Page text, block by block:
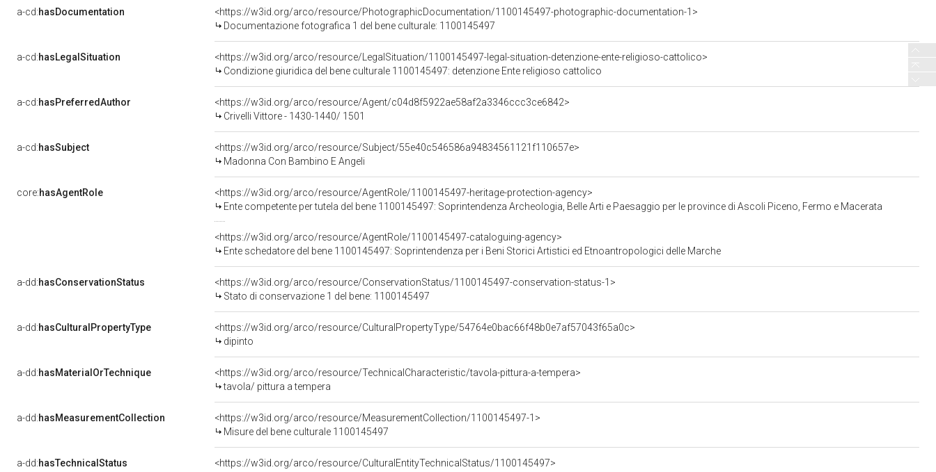
a-cd:hasDocumentation
<https://w3id.org/arco/resource/PhotographicDocumentation/1100145497-photographic-documentation-1>
Documentazione fotografica 1 del bene culturale: 1100145497
a-cd:hasLegalSituation
<https://w3id.org/arco/resource/LegalSituation/1100145497-legal-situation-detenzione-ente-religioso-cattolico>
Condizione giuridica del bene culturale 1100145497: detenzione Ente religioso cattolico
a-cd:hasPreferredAuthor
<https://w3id.org/arco/resource/Agent/c04d8f5922ae58af2a3346ccc3ce6842>
Crivelli Vittore - 1430-1440/ 1501
a-cd:hasSubject
<https://w3id.org/arco/resource/Subject/55e40c546586a94834561121f110657e>
Madonna Con Bambino E Angeli
core:hasAgentRole
<https://w3id.org/arco/resource/AgentRole/1100145497-heritage-protection-agency>
Ente competente per tutela del bene 1100145497: Soprintendenza Archeologia, Belle Arti e Paesaggio per le province di Ascoli Piceno, Fermo e Macerata
<https://w3id.org/arco/resource/AgentRole/1100145497-cataloguing-agency>
Ente schedatore del bene 1100145497: Soprintendenza per i Beni Storici Artistici ed Etnoantropologici delle Marche
a-dd:hasConservationStatus
<https://w3id.org/arco/resource/ConservationStatus/1100145497-conservation-status-1>
Stato di conservazione 1 del bene: 1100145497
a-dd:hasCulturalPropertyType
<https://w3id.org/arco/resource/CulturalPropertyType/54764e0bac66f48b0e7af57043f65a0c>
dipinto
a-dd:hasMaterialOrTechnique
<https://w3id.org/arco/resource/TechnicalCharacteristic/tavola-pittura-a-tempera>
tavola/ pittura a tempera
a-dd:hasMeasurementCollection
<https://w3id.org/arco/resource/MeasurementCollection/1100145497-1>
Misure del bene culturale 1100145497
a-dd:hasTechnicalStatus
<https://w3id.org/arco/resource/CulturalEntityTechnicalStatus/1100145497>